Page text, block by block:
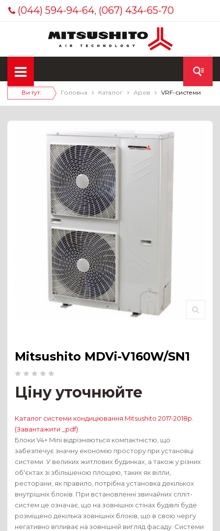
(044) 594-94-64, (067) 434-65-70
Ви тут: Головна Каталог Архів VRF-системи
Mitsushito MDVi-V160W/SN1
Ціну уточнюйте
Каталог системи кондиціювання Mitsushito 2017-2018р.
(Завантажити _pdf)
Блоки V4+ Mini відрізняються компактністю, що
забезпечує значну економію простору при установці
системи. У великих житлових будинках, а також у різних
об'єктах зі збільшеною площею, таких як вілли,
ресторани, як правило, потрібна установка декількох
внутрішніх блоків. При встановленні звичайних спліт-
систем це означає, що на зовнішніх стінах будівлі буде
розміщено декілька зовнішніх блоків, що в свою чергу
негативно впливає на зовнішній вигляд фасаду. Системи